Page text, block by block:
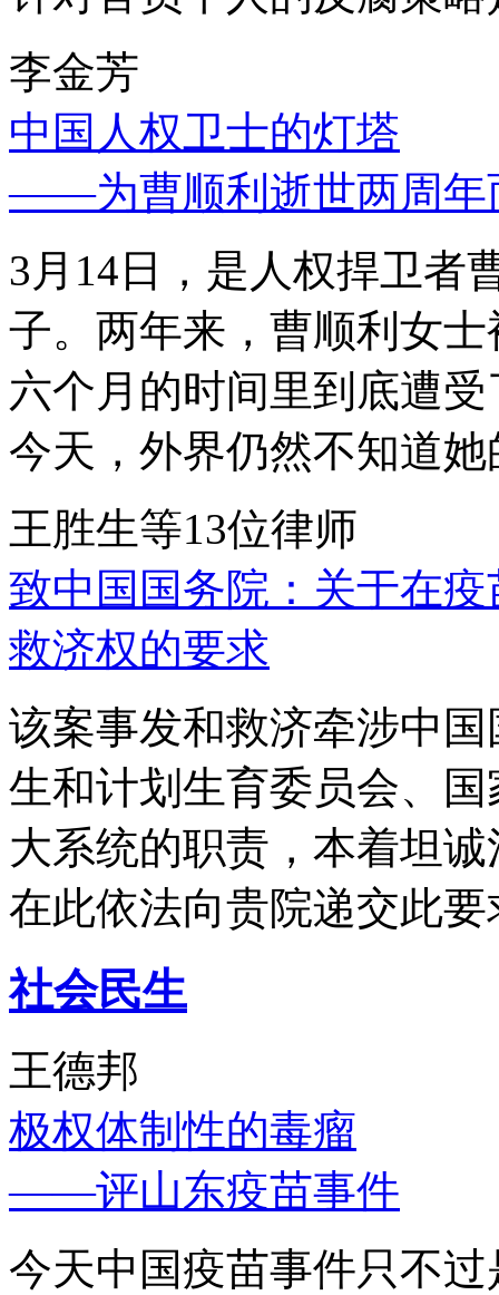
李金芳
中国人权卫士的灯塔
——为曹顺利逝世两周年
3月14日，是人权捍卫者
子。两年来，曹顺利女
六个月的时间里到底遭
今天，外界仍然不知道
王胜生等13位律师
致中国国务院：关于在
救济权的要求
该案事发和救济牵涉中
生和计划生育委员会、
大系统的职责，本着坦
在此依法向贵院递交此要
社会民生
王德邦
极权体制性的毒瘤
——评山东疫苗事件
今天中国疫苗事件只不